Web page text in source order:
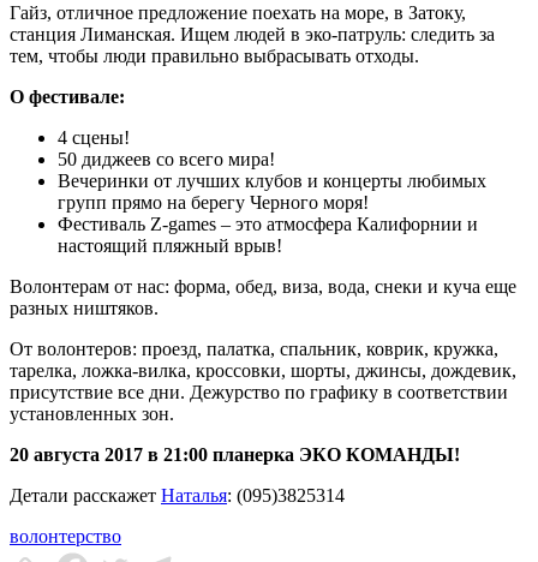
Гайз, отличное предложение поехать на море, в Затоку,
станция Лиманская. Ищем людей в эко-патруль: следить за
тем, чтобы люди правильно выбрасывать отходы.
О фестивале:
4 сцены!
50 диджеев со всего мира!
Вечеринки от лучших клубов и концерты любимых
групп прямо на берегу Черного моря!
Фестиваль Z-games – это атмосфера Калифорнии и
настоящий пляжный врыв!
Волонтерам от нас: форма, обед, виза, вода, снеки и куча еще
разных ништяков.
От волонтеров: проезд, палатка, спальник, коврик, кружка,
тарелка, ложка-вилка, кроссовки, шорты, джинсы, дождевик,
присутствие все дни. Дежурство по графику в соответствии
установленных зон.
20 августа 2017 в 21:00 планерка ЭКО КОМАНДЫ!
Детали расскажет Наталья: (095)3825314
волонтерство